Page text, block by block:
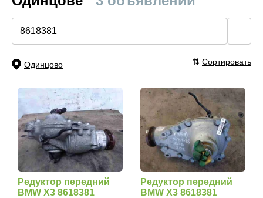
Одинцово ⇅ Сортировать
Редуктор передний
BMW X3 8618381
Редуктор передний
BMW X3 8618381